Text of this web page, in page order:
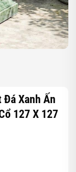
Đá Xanh Ấn
127 X 127